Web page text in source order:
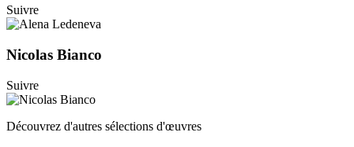
Suivre
Nicolas Bianco
Suivre
Découvrez d'autres sélections d'œuvres